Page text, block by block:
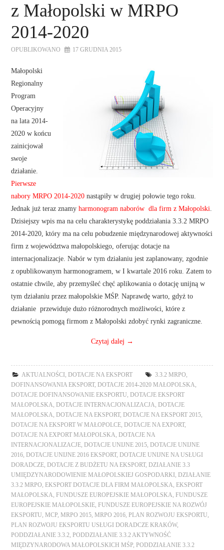
KONTAKT
z Małopolski w MRPO
2014-2020
OPUBLIKOWANO 17 GRUDNIA 2015
Małopolski
Regionalny
Program
Operacyjny
na lata 2014-
2020 w końcu
zainicjował
swoje
działanie.
Pierwsze
nabory MRPO 2014-2020 nastąpiły w drugiej połowie tego roku.
Jednak już teraz znamyharmonogram naborów dla firm z Małopolski
Dzisiejszy wpis ma na celu charakterystykę poddziałania 3.3.2 MRPO
2014-2020, który ma na celu pobudzenie międzynarodowej aktywności
firm z województwa małopolskiego, oferując dotacje na
internacjonalizacje. Nabór w tym działaniu jest zaplanowany, zgodnie
z opublikowanym harmonogramem, w I kwartale 2016 roku. Zatem to
ostatnie chwile, aby przemyśleć chęć aplikowania o dotację unijną w
tym działaniu przez małopolskie MŚP. Naprawdę warto, gdyż to
działanie przewiduje dużo różnorodnych możliwości, które z
pewnością pomogą firmom z Małopolski zdobyć rynki zagraniczne.
Czytaj dalej →
AKTUALNOŚCI ,DOTACJE NA EKSPORT 3.3.2 MRPO
DOFINANSOWANIA EKSPORT,DOTACJE 2014-2020 MAŁOPOLSKA
DOTACJE DOFINANSOWANIE EKSPORTU ,DOTACJE EKSPORT
MAŁOPOLSKA ,DOTACJE INTERNACJONALIZACJA ,DOTACJE
MAŁOPOLSKA ,DOTACJE NA EKSPORT,DOTACJE NA EKSPORT 2015
DOTACJE NA EKSPORT W MAŁOPOLCE ,DOTACJE NA EXPORT,
DOTACJE NA EXPORT MAŁOPOLSKA ,DOTACJE NA
INTERNACJONALIZACJE ,DOTACJE UNIJNE 2015 ,DOTACJE UNIJNE
2016 ,DOTACJE UNIJNE 2016 EKSPORT,DOTACJE UNIJNE NA USŁUGI
DORADCZE ,DOTACJE Z BUDŻETU NA EKSPORT,DZIAŁANIE 3.3
UMIĘDZYNARODOWIENIE MAŁOPOLSKIEJ GOSPODARKI
,DZIAŁANIE
3.3.2 MRPO ,EKSPORT DOTACJE DLA FIRM MAŁOPOLSKA ,EKSPORT
MAŁOPOLSKA ,FUNDUSZE EUROPEJSKIE MAŁOPOLSKA ,FUNDUSZE
EUROPEJSKIE MAŁOPOLSKIE ,FUNDUSZE EUROPEJSKIE NA ROZWÓJ
EKSPORTU ,MCP ,MRPO 2015 ,MRPO 2016 ,PLAN ROZWOJU EKSPORTU
PLAN ROZWOJU EKSPORTU USŁUGI DORADCZE KRAKÓW,
PODDZIAŁANIE 3.3.2 ,PODDZIAŁANIE 3.3.2 AKTYWNOŚĆ
MIĘDZYNARODOWA MAŁOPOLSKICH MŚP ,PODDZIAŁANIE 3.3.2